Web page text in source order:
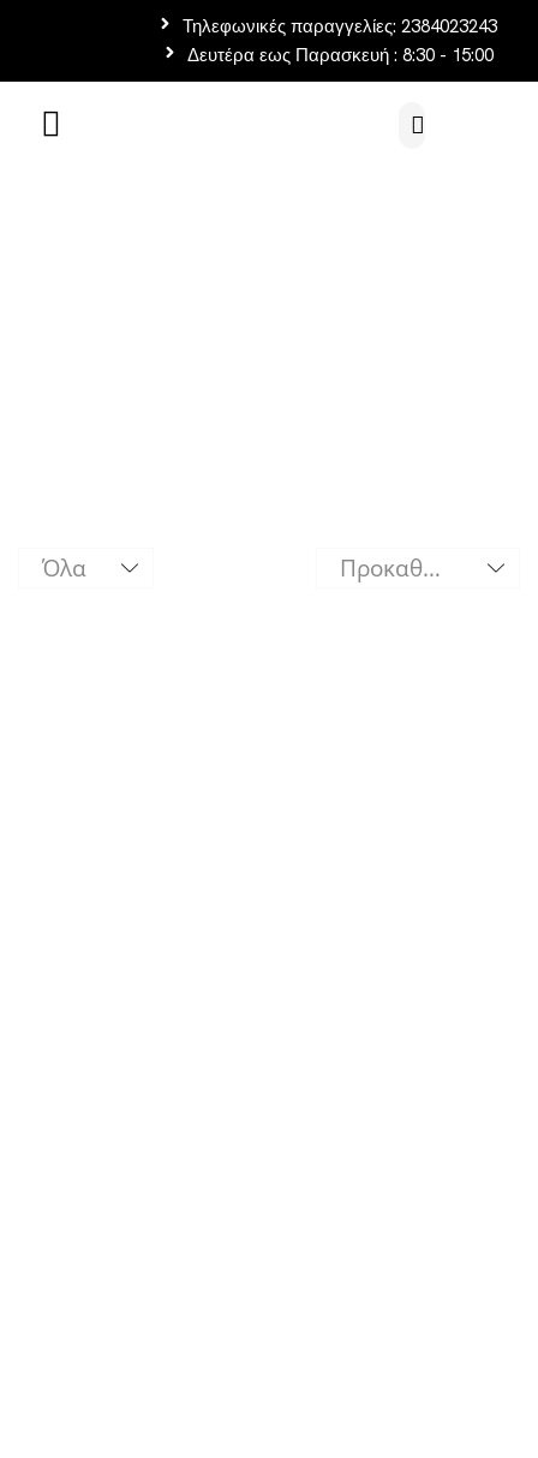
Τηλεφωνικές παραγγελίες: 2384023243
Δευτέρα εως Παρασκευή : 8:30 - 15:00